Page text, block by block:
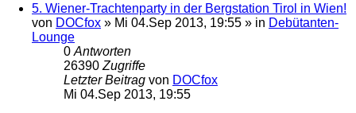
5. Wiener-Trachtenparty in der Bergstation Tirol in Wien!
von DOCfox » Mi 04.Sep 2013, 19:55 » in Debütanten-
Lounge
0 Antworten
26390 Zugriffe
Letzter Beitrag von DOCfox
Mi 04.Sep 2013, 19:55